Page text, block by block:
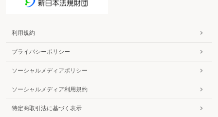
利用規約
プライバシーポリシー
ソーシャルメディアポリシー
ソーシャルメディア利用規約
特定商取引法に基づく表示